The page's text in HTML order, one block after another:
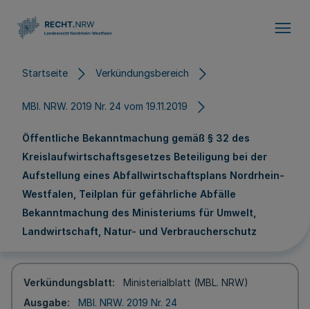
Startseite Verkündungsbereich
MBl. NRW. 2019 Nr. 24 vom 19.11.2019
Öffentliche Bekanntmachung gemäß § 32 des
Kreislaufwirtschaftsgesetzes Beteiligung bei der
Aufstellung eines Abfallwirtschaftsplans Nordrhein-
Westfalen, Teilplan für gefährliche Abfälle
Bekanntmachung des Ministeriums für Umwelt,
Landwirtschaft, Natur- und Verbraucherschutz
Verkündungsblatt
Ministerialblatt (MBL. NRW)
Ausgabe
MBl. NRW. 2019 Nr. 24